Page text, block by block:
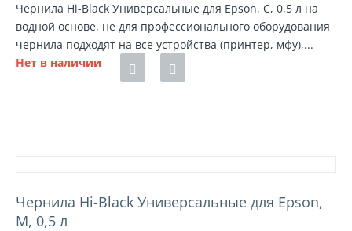
Чернила Hi-Black Универсальные для Epson, C, 0,5 л на
водной основе, не для профессионального оборудования
чернила подходят на все устройства (принтер, мфу),...
Нет в наличии
Чернила Hi-Black Универсальные для Epson,
M, 0,5 л